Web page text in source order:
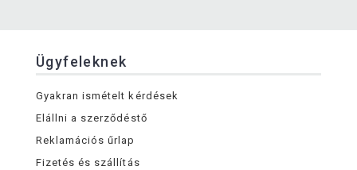
Ügyfeleknek
Gyakran ismételt kérdések
Elállni a szerződéstő
Reklamációs űrlap
Fizetés és szállítás